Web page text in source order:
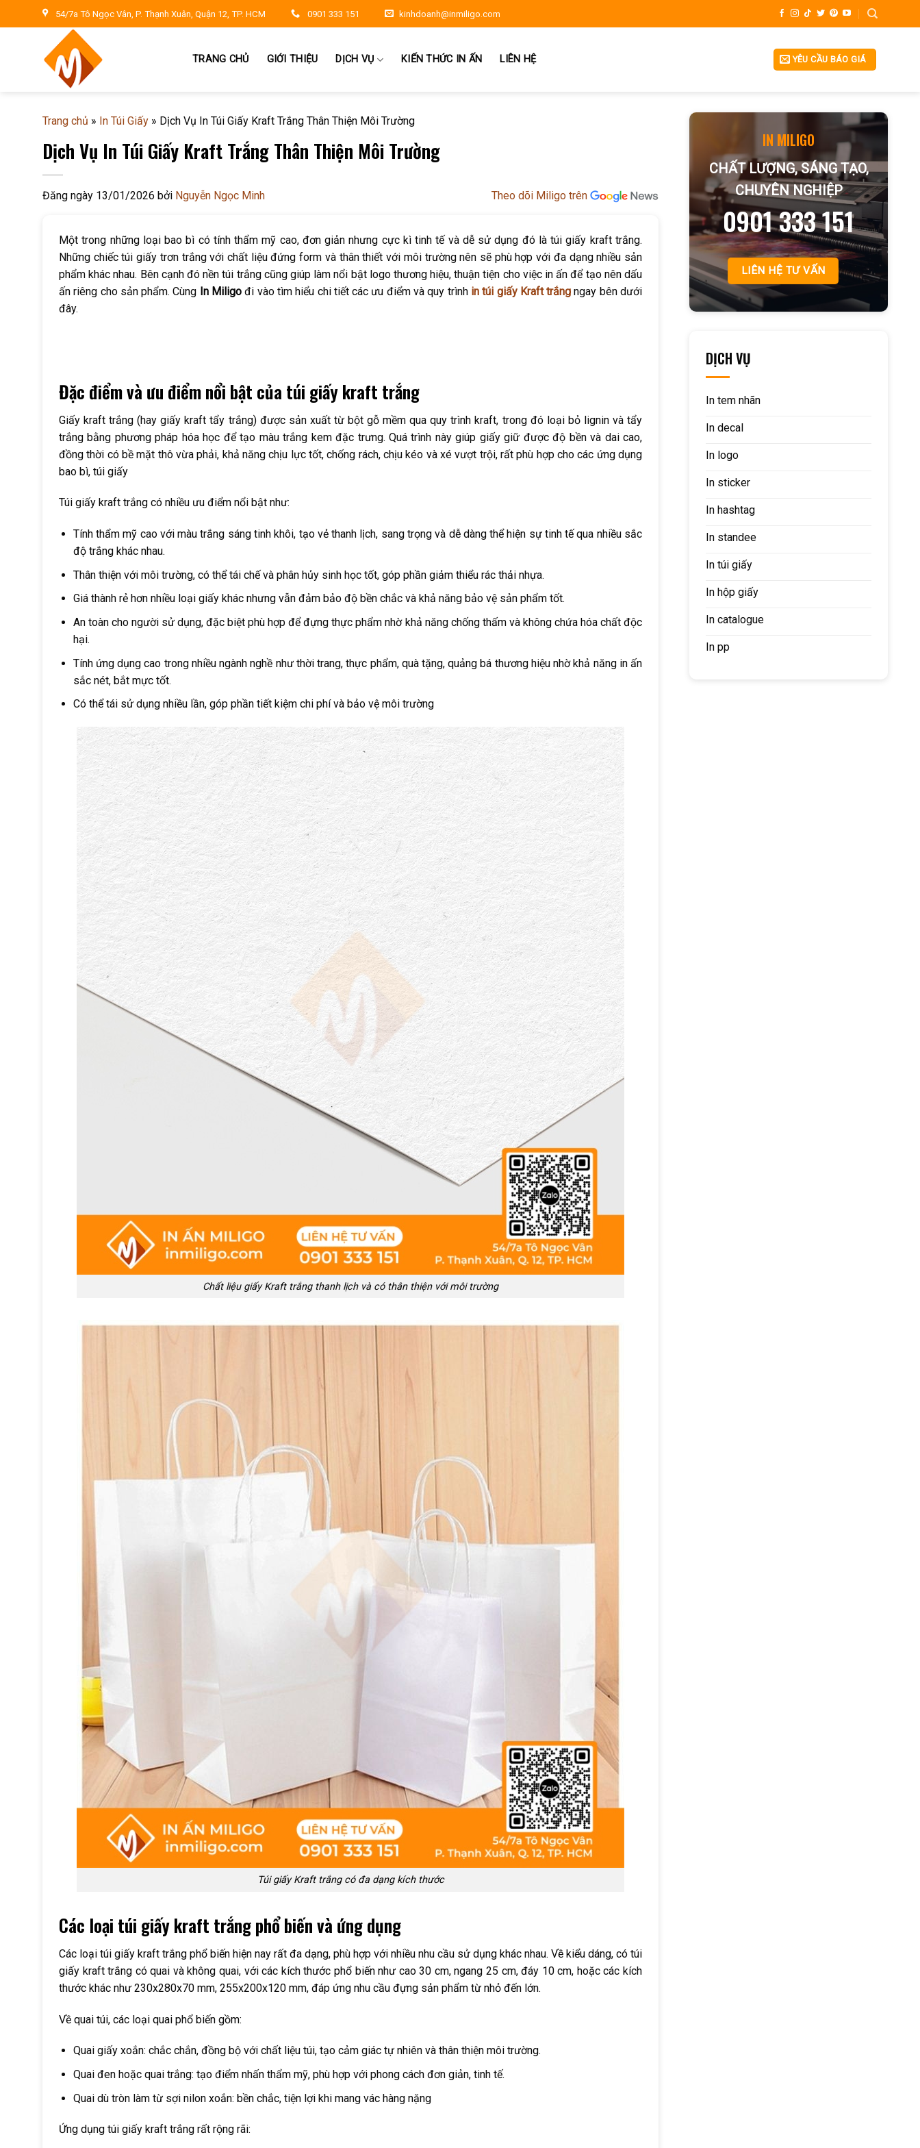
to
54/7a Tô Ngọc Vân, P. Thạnh Xuân, Quận 12, TP. HCM 0901 333 151 kinhdoanh@inmiligo.com
TRANG CHỦ GIỚI THIỆU DỊCH VỤ KIẾN THỨC IN ẤN LIÊN HỆ YÊU CẦU BÁO GIÁ
Trang chủ » In Túi Giấy » Dịch Vụ In Túi Giấy Kraft Trắng Thân Thiện Môi Trường
Dịch Vụ In Túi Giấy Kraft Trắng Thân Thiện Môi Trường
Đăng ngày 13/01/2026 bởi Nguyễn Ngọc Minh Theo dõi Miligo trên
Một trong những loại bao bì có tính thẩm mỹ cao, đơn giản nhưng cực kì tinh tế và dễ sử dụng đó là túi giấy kraft trắng.
Những chiếc túi giấy trơn trắng với chất liệu đứng form và thân thiết với môi trường nên sẽ phù hợp với đa dạng nhiều sản
phẩm khác nhau. Bên cạnh đó nền túi trắng cũng giúp làm nổi bật logo thương hiệu, thuận tiện cho việc in ấn để tạo nên dấu
ấn riêng cho sản phẩm. Cùng In Miligo đi vào tìm hiểu chi tiết các ưu điểm và quy trình in túi giấy Kraft trắng ngay bên dưới
đây.
Đặc điểm và ưu điểm nổi bật của túi giấy kraft trắng
Giấy kraft trắng (hay giấy kraft tẩy trắng) được sản xuất từ bột gỗ mềm qua quy trình kraft, trong đó loại bỏ lignin và tẩy
trắng bằng phương pháp hóa học để tạo màu trắng kem đặc trưng. Quá trình này giúp giấy giữ được độ bền và dai cao,
đồng thời có bề mặt thô vừa phải, khả năng chịu lực tốt, chống rách, chịu kéo và xé vượt trội, rất phù hợp cho các ứng dụng
bao bì, túi giấy
Túi giấy kraft trắng có nhiều ưu điểm nổi bật như:
Tính thẩm mỹ cao với màu trắng sáng tinh khôi, tạo vẻ thanh lịch, sang trọng và dễ dàng thể hiện sự tinh tế qua nhiều sắc
độ trắng khác nhau.
Thân thiện với môi trường, có thể tái chế và phân hủy sinh học tốt, góp phần giảm thiểu rác thải nhựa.
Giá thành rẻ hơn nhiều loại giấy khác nhưng vẫn đảm bảo độ bền chắc và khả năng bảo vệ sản phẩm tốt.
An toàn cho người sử dụng, đặc biệt phù hợp để đựng thực phẩm nhờ khả năng chống thấm và không chứa hóa chất độc
hại.
Tính ứng dụng cao trong nhiều ngành nghề như thời trang, thực phẩm, quà tặng, quảng bá thương hiệu nhờ khả năng in ấn
sắc nét, bắt mực tốt.
Có thể tái sử dụng nhiều lần, góp phần tiết kiệm chi phí và bảo vệ môi trường
Chất liệu giấy Kraft trắng thanh lịch và có thân thiện với môi trường
Túi giấy Kraft trắng có đa dạng kích thước
Các loại túi giấy kraft trắng phổ biến và ứng dụng
Các loại túi giấy kraft trắng phổ biến hiện nay rất đa dạng, phù hợp với nhiều nhu cầu sử dụng khác nhau. Về kiểu dáng, có túi
giấy kraft trắng có quai và không quai, với các kích thước phổ biến như cao 30 cm, ngang 25 cm, đáy 10 cm, hoặc các kích
thước khác như 230x280x70 mm, 255x200x120 mm, đáp ứng nhu cầu đựng sản phẩm từ nhỏ đến lớn.
Về quai túi, các loại quai phổ biến gồm:
Quai giấy xoắn: chắc chắn, đồng bộ với chất liệu túi, tạo cảm giác tự nhiên và thân thiện môi trường.
Quai đen hoặc quai trắng: tạo điểm nhấn thẩm mỹ, phù hợp với phong cách đơn giản, tinh tế.
Quai dù tròn làm từ sợi nilon xoắn: bền chắc, tiện lợi khi mang vác hàng nặng
Ứng dụng túi giấy kraft trắng rất rộng rãi:
IN MILIGO
CHẤT LƯỢNG, SÁNG TẠO,
CHUYÊN NGHIỆP
0901 333 151
LIÊN HỆ TƯ VẤN
DỊCH VỤ
In tem nhãn
In decal
In logo
In sticker
In hashtag
In standee
In túi giấy
In hộp giấy
In catalogue
In pp